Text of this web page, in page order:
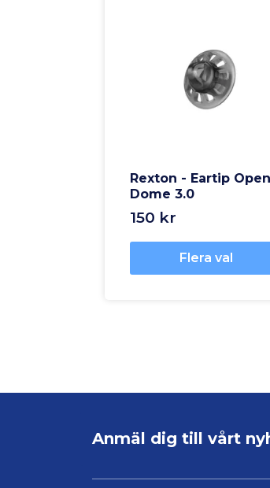
Rexton - Eartip Open
Dome 3.0
150 kr
Flera val
Anmäl dig till vårt